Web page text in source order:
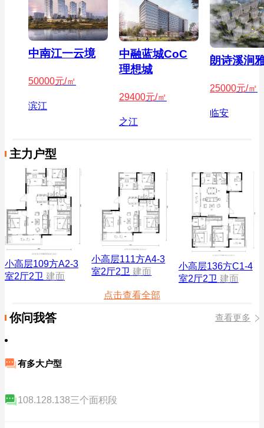
中南江一云境
50000元/㎡
滨江
中融蓝城CoC
理想城
29400元/㎡
之江
朗诗溪涧
25000元/㎡
临安
主力户型
小高层109方A2-3
室2厅2卫 建面
小高层111方A4-3
室2厅2卫 建面
小高层136方C1-4
室2厅2卫 建面
点击查看全部
你问我答 查看更多
有多大户型
108.128.138三个面积段